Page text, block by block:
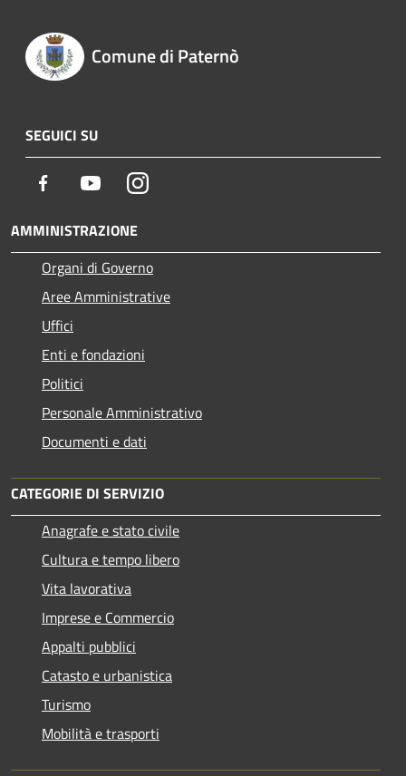
Comune di Paternò
SEGUICI SU
Facebook YoutubeInstagram
AMMINISTRAZIONE
Organi di Governo
Aree Amministrative
Uffici
Enti e fondazioni
Politici
Personale Amministrativo
Documenti e dati
CATEGORIE DI SERVIZIO
Anagrafe e stato civile
Cultura e tempo libero
Vita lavorativa
Imprese e Commercio
Appalti pubblici
Catasto e urbanistica
Turismo
Mobilità e trasporti